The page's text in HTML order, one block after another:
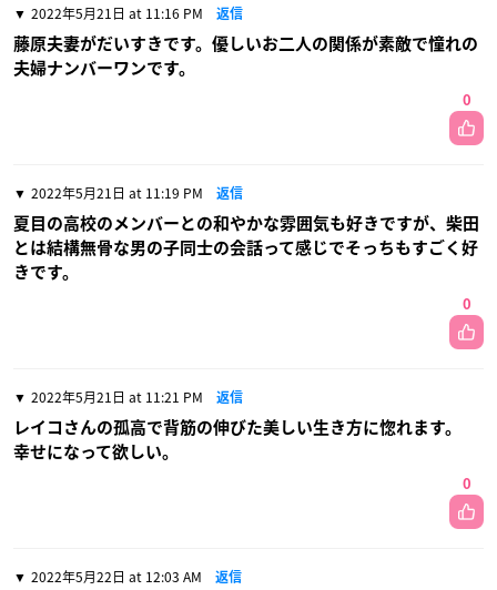
2022年5月21日 at 11:16 PM 返信
藤原夫妻がだいすきです。優しいお二人の関係が素敵で憧れの
夫婦ナンバーワンです。
0
2022年5月21日 at 11:19 PM 返信
夏目の高校のメンバーとの和やかな雰囲気も好きですが、柴田
とは結構無骨な男の子同士の会話って感じでそっちもすごく好
きです。
0
2022年5月21日 at 11:21 PM 返信
レイコさんの孤高で背筋の伸びた美しい生き方に惚れます。
幸せになって欲しい。
0
2022年5月22日 at 12:03 AM 返信